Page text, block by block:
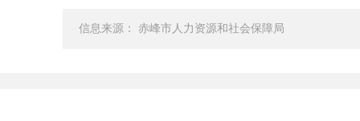
信息来源： 赤峰市人力资源和社会保障局